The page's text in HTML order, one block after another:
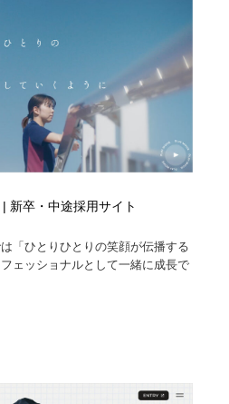
新卒・中途採用サイト
「ひとりひとりの笑顔が伝播する
ェッショナルとして一緒に成長で